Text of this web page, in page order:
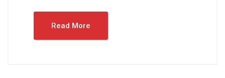
Read More